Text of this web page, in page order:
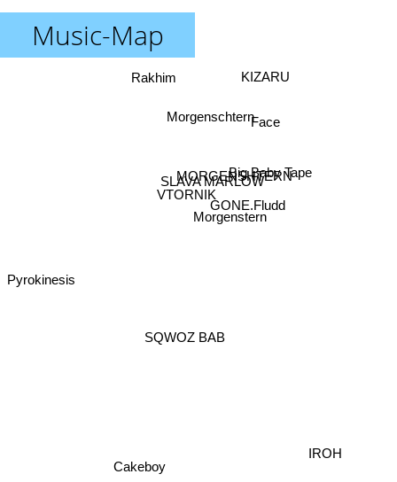
Music-Map
SQWOZ BAB
Morgenstern
MORGENSHTERN
GONE.Fludd
VTORNIK
Big Baby Tape
Cakeboy
SLAVA MARLOW
IROH
Face
Morgenschtern
KIZARU
Rakhim
Pyrokinesis